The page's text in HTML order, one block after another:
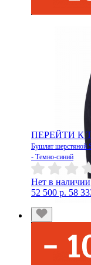
ПЕРЕЙТИ К
Бушлат шерстяной
- Темно-синий
Нет в наличии
52 500 р. 58